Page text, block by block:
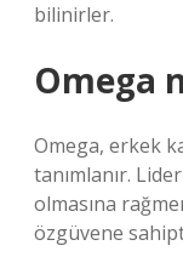
bilinirler.
Omega
Omega, erkek
tanımlanır.
olmasına
özgüvene